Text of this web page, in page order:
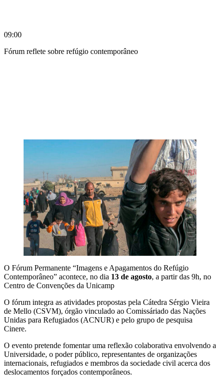
09:00
Fórum reflete sobre refúgio contemporâneo
O Fórum Permanente “Imagens e Apagamentos do Refúgio
Contemporâneo” acontece, no dia 13 de agosto, a partir das 9h, no
Centro de Convenções da Unicamp
O fórum integra as atividades propostas pela Cátedra Sérgio Vieira
de Mello (CSVM), órgão vinculado ao Comissáriado das Nações
Unidas para Refugiados (ACNUR) e pelo grupo de pesquisa
Cinere.
O evento pretende fomentar uma reflexão colaborativa envolvendo a
Universidade, o poder público, representantes de organizações
internacionais, refugiados e membros da sociedade civil acerca dos
deslocamentos forçados contemporâneos.